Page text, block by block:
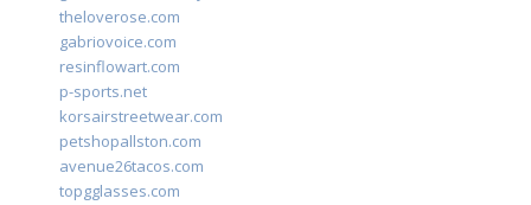
theloverose.com
gabriovoice.com
resinflowart.com
p-sports.net
korsairstreetwear.com
petshopallston.com
avenue26tacos.com
topgglasses.com